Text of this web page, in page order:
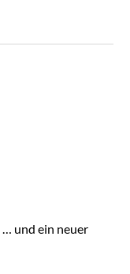
… und ein neuer